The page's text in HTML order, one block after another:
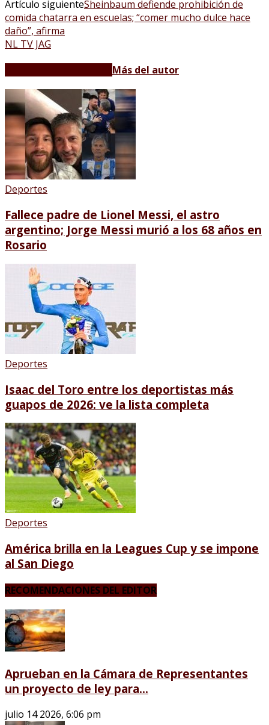
Artículo siguienteSheinbaum defiende prohibición de
comida chatarra en escuelas; “comer mucho dulce hace
daño”, afirma
NL TV JAG
Más del autor
Deportes
Fallece padre de Lionel Messi, el astro
argentino; Jorge Messi murió a los 68 años en
Rosario
Deportes
Isaac del Toro entre los deportistas más
guapos de 2026: ve la lista completa
Deportes
América brilla en la Leagues Cup y se impone
al San Diego
RECOMENDACIONES DEL EDITOR
Aprueban en la Cámara de Representantes
un proyecto de ley para...
julio 14 2026, 6:06 pm